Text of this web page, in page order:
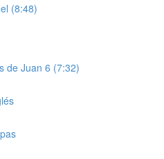
(8:48)
de Juan 6 (7:32)